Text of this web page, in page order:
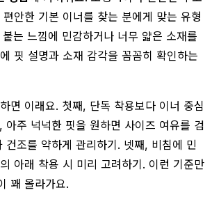
안한 기본 이너를 찾는 분에게 맞는 유형
는 느낌에 민감하거나 너무 얇은 소재를
핏 설명과 소재 감각을 꼼꼼히 확인하는
면 이래요. 첫째, 단독 착용보다 이너 중심
아주 넉넉한 핏을 원하면 사이즈 여유를 검
건조를 약하게 관리하기. 넷째, 비침에 민
아래 착용 시 미리 고려하기. 이런 기준만
꽤 올라가요.